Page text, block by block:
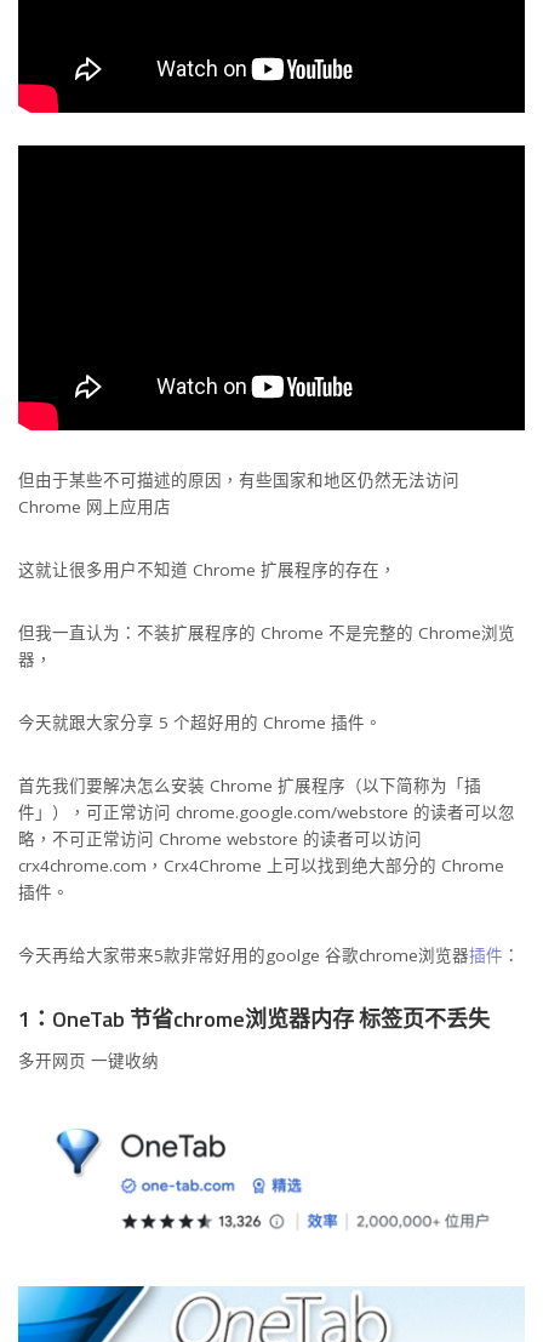
但由于某些不可描述的原因，有些国家和地区仍然无法访问
Chrome 网上应用店
这就让很多用户不知道 Chrome 扩展程序的存在，
但我一直认为：不装扩展程序的 Chrome 不是完整的 Chrome浏览
器，
今天就跟大家分享 5 个超好用的 Chrome 插件。
首先我们要解决怎么安装 Chrome 扩展程序（以下简称为「插
件」），可正常访问 chrome.google.com/webstore 的读者可以忽
略，不可正常访问 Chrome webstore 的读者可以访问
crx4chrome.com，Crx4Chrome 上可以找到绝大部分的 Chrome
插件。
今天再给大家带来5款非常好用的goolge 谷歌chrome浏览器插件 ：
1：OneTab 节省chrome浏览器内存 标签页不丢失
多开网页 一键收纳